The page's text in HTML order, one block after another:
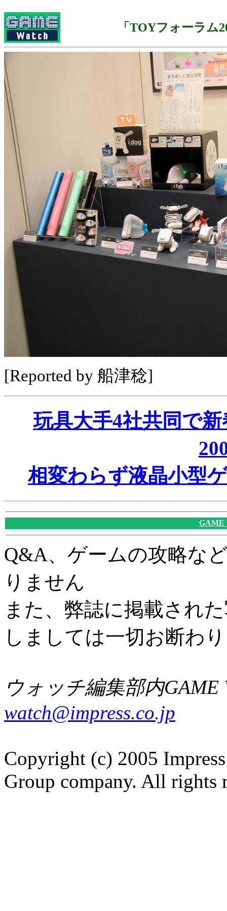
「TOYフォーラム
[Reported by 船津稔]
玩具大手4社共同で
相変わらず液晶小型
GAME
Q&A、ゲームの攻略な
りません
また、弊誌に掲載され
しましては一切お断わ
ウォッチ編集部内GAME
watch@impress.co.jp
Copyright (c) 2005
Group company. All rights